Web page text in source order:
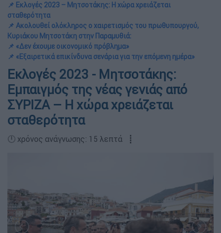
📌 Εκλογές 2023 – Μητσοτάκης: Η χώρα χρειάζεται
σταθερότητα
📌 Ακολουθεί ολόκληρος ο χαιρετισμός του πρωθυπουργού,
Κυριάκου Μητσοτάκη στην Παραμυθιά:
📌 «Δεν έχουμε οικονομικό πρόβλημα»
📌 «Εξαιρετικά επικίνδυνα σενάρια για την επόμενη ημέρα»
Εκλογές 2023 - Μητσοτάκης:
Εμπαιγμός της νέας γενιάς από
ΣΥΡΙΖΑ – Η χώρα χρειάζεται
σταθερότητα
🕛 χρόνος ανάγνωσης: 15 λεπτά ┋